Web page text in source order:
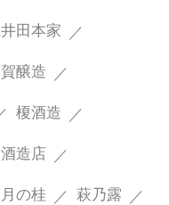
田本家
醸造
榎酒造
造店
月の桂 萩乃露